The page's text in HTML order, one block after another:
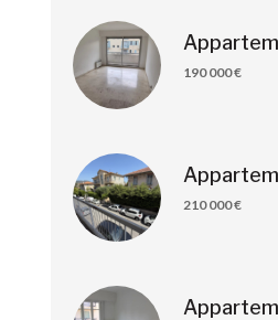
190 000 €
210 000 €